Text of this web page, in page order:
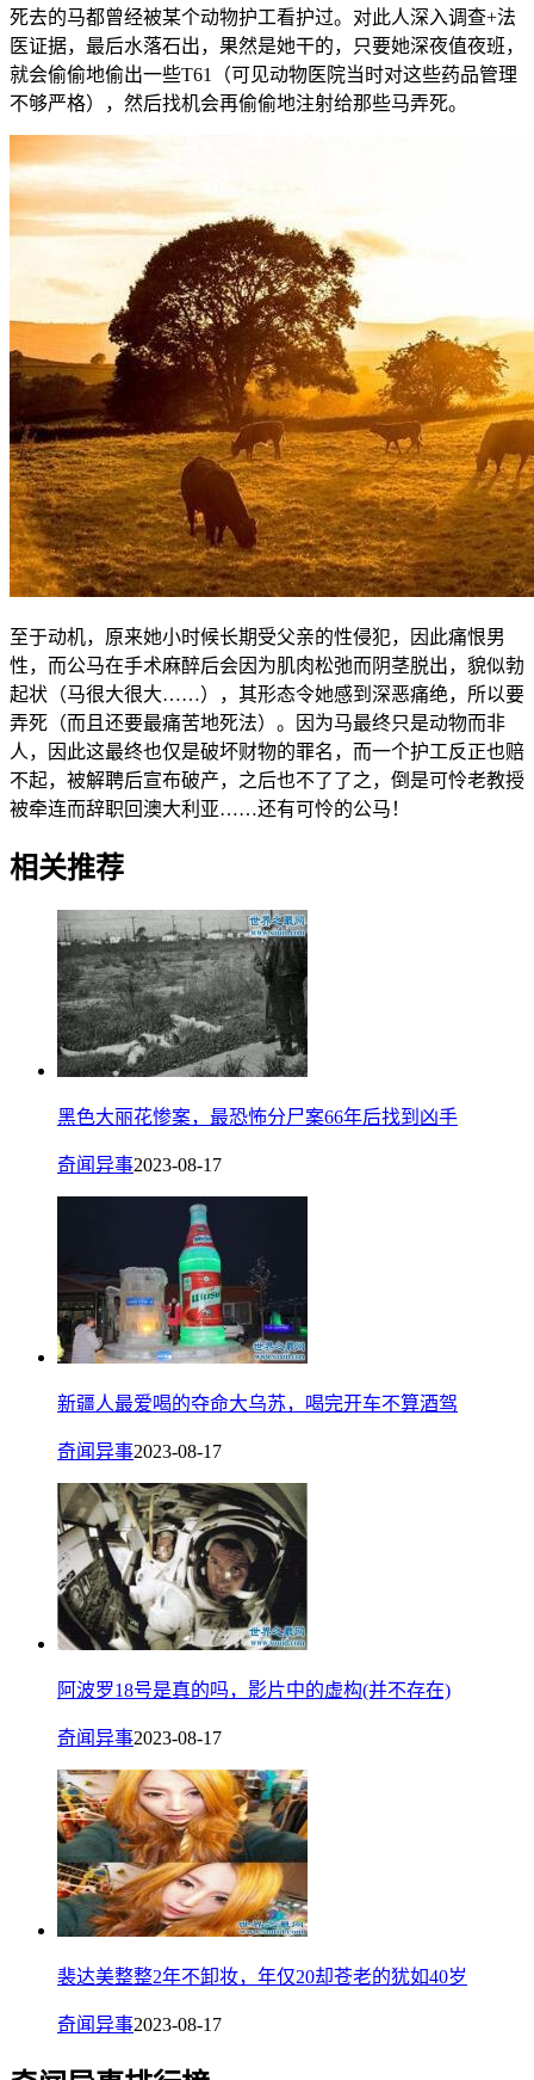
死去的马都曾经被某个动物护工看护过。对此人深入调查+法
医证据，最后水落石出，果然是她干的，只要她深夜值夜班，
就会偷偷地偷出一些T61（可见动物医院当时对这些药品管理
不够严格），然后找机会再偷偷地注射给那些马弄死。
至于动机，原来她小时候长期受父亲的性侵犯，因此痛恨男
性，而公马在手术麻醉后会因为肌肉松弛而阴茎脱出，貌似勃
起状（马很大很大……），其形态令她感到深恶痛绝，所以要
弄死（而且还要最痛苦地死法）。因为马最终只是动物而非
人，因此这最终也仅是破坏财物的罪名，而一个护工反正也赔
不起，被解聘后宣布破产，之后也不了了之，倒是可怜老教授
被牵连而辞职回澳大利亚……还有可怜的公马！
相关推荐
黑色大丽花惨案，最恐怖分尸案66年后找到凶手
奇闻异事2023-08-17
新疆人最爱喝的夺命大乌苏，喝完开车不算酒驾
奇闻异事2023-08-17
阿波罗18号是真的吗，影片中的虚构(并不存在)
奇闻异事2023-08-17
裴达美整整2年不卸妆，年仅20却苍老的犹如40岁
奇闻异事2023-08-17